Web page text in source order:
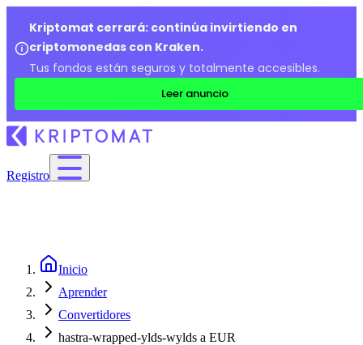
Kriptomat cerrará: continúa invirtiendo en
criptomonedas con Kraken.
Tus fondos están seguros y totalmente accesibles.
Leer anuncio
Registro
Inicio
Aprender
Convertidores
hastra-wrapped-ylds-wylds a EUR